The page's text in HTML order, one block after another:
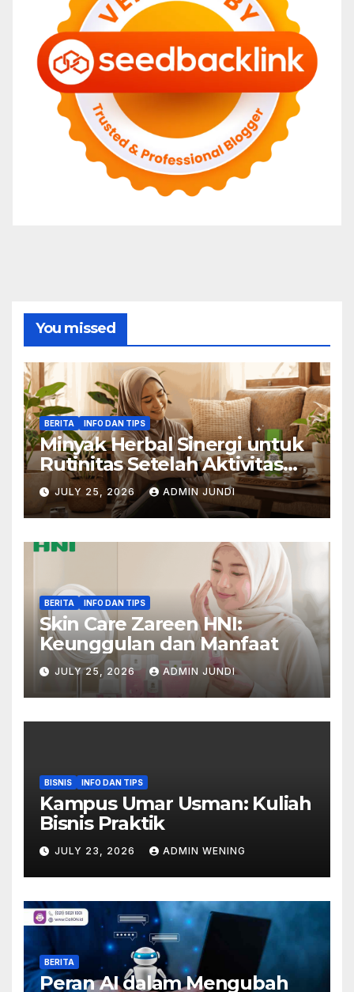
You missed
BERITA INFO DAN TIPS
Minyak Herbal Sinergi untuk
Rutinitas Setelah Aktivitas
Padat
JULY 25, 2026 ADMIN JUNDI
BERITA INFO DAN TIPS
Skin Care Zareen HNI:
Keunggulan dan Manfaat
JULY 25, 2026 ADMIN JUNDI
BISNIS INFO DAN TIPS
Kampus Umar Usman: Kuliah
Bisnis Praktik
JULY 23, 2026 ADMIN WENING
BERITA
Peran AI dalam Mengubah